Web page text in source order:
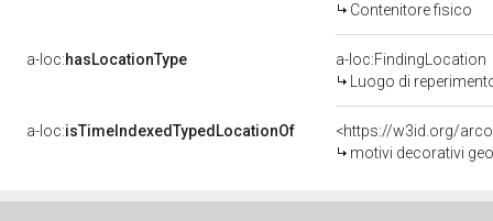
Contenitore fisico
a-loc:hasLocationType
a-loc:FindingLocation
Luogo di
a-loc:isTimeIndexedTypedLocationOf
<https://w3id.org/
motivi decorativi